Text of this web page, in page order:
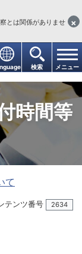
検索 メニュー
とは関係がありませ
×
時間等
て
テンツ番号 2634